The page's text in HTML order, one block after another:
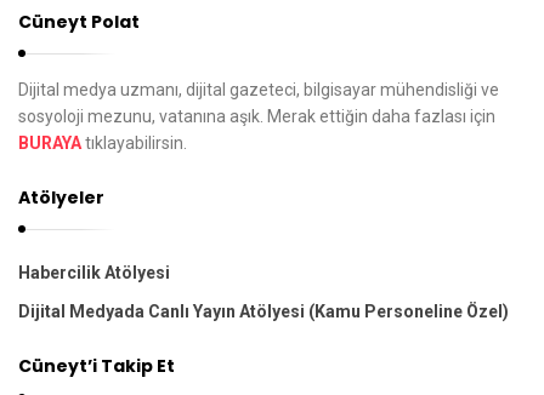
a
z
ı
d
o
l
a
ş
ı
m
ı
Cüneyt Polat
Dijital medya uzmanı, dijital gazeteci, bilgisayar mühendisliği ve
sosyoloji mezunu, vatanına aşık. Merak ettiğin daha fazlası için
BURAYAtıklayabilirsin.
Atölyeler
Habercilik Atölyesi
Dijital Medyada Canlı Yayın Atölyesi (Kamu Personeline Özel)
Cüneyt’i Takip Et